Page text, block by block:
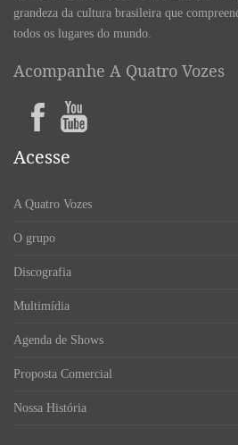
grandeza da cultura brasileira que
todos os lugares do mundo.
Acompanhe A Quatro Vozes
Acesse
A Quatro Vozes
O grupo
Discografia
Multimídia
Agenda de Shows
Proposta Comercial
Nossa História